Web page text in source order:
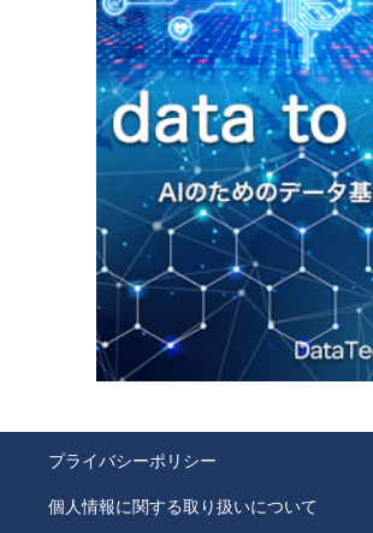
プライバシーポリシー
個人情報に関する取り扱いについて